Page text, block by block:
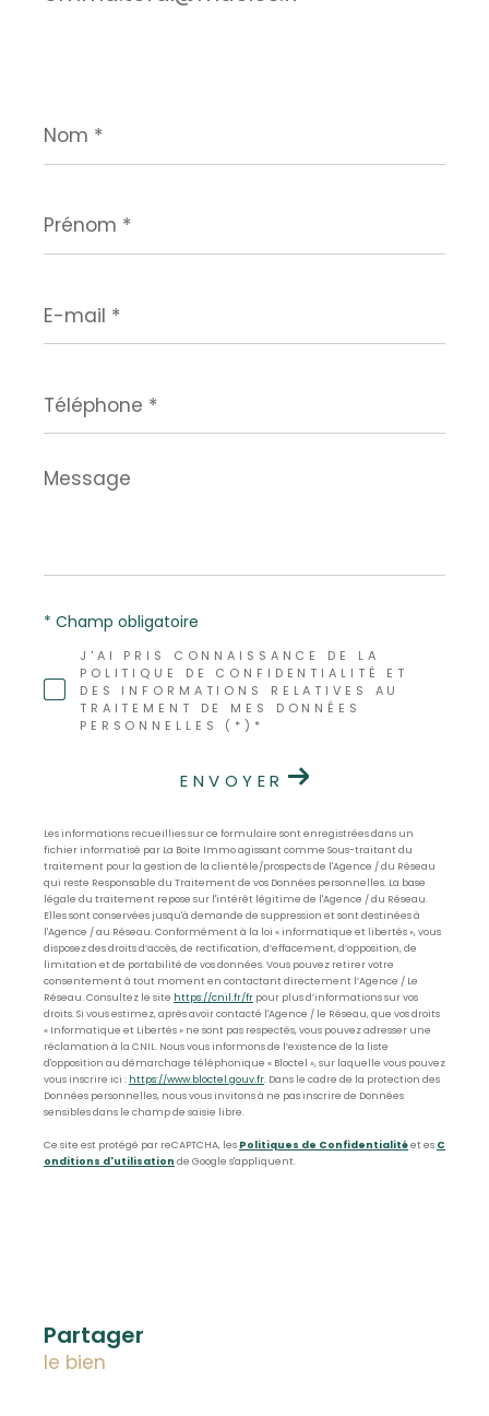
*
*
mail
*
*
Message
*
J'AI PRIS CONNAISSANCE DE LA
POLITIQUE DE CONFIDENTIALITÉ ET
DES INFORMATIONS RELATIVES AU
TRAITEMENT DE MES DONNÉES
PERSONNELLES (*)*
* Champ obligatoire
ENVOYER
Les informations recueillies sur ce formulaire sont enregistrées dans un
fichier informatisé par La Boite Immo agissant comme Sous-traitant du
traitement pour la gestion de la clientèle/prospects de l'Agence / du Réseau
qui reste Responsable du Traitement de vos Données personnelles. La base
légale du traitement repose sur l'intérêt légitime de l'Agence / du Réseau.
Elles sont conservées jusqu'à demande de suppression et sont destinées à
l'Agence / au Réseau. Conformément à la loi « informatique et libertés », vous
disposez des droits d’accès, de rectification, d’effacement, d’opposition, de
limitation et de portabilité de vos données. Vous pouvez retirer votre
consentement à tout moment en contactant directement l’Agence / Le
Réseau. Consultez le site https://cnil.fr/fr pour plus d’informations sur vos
droits. Si vous estimez, après avoir contacté l'Agence / le Réseau, que vos droits
« Informatique et Libertés » ne sont pas respectés, vous pouvez adresser une
réclamation à la CNIL. Nous vous informons de l’existence de la liste
d'opposition au démarchage téléphonique « Bloctel », sur laquelle vous pouvez
vous inscrire ici : https://www.bloctel.gouv.fr. Dans le cadre de la protection des
Données personnelles, nous vous invitons à ne pas inscrire de Données
sensibles dans le champ de saisie libre.
Ce site est protégé par reCAPTCHA, les Politiques de Confidentialitéet es C
onditions d'utilisation de Google s'appliquent.
partager
le bien